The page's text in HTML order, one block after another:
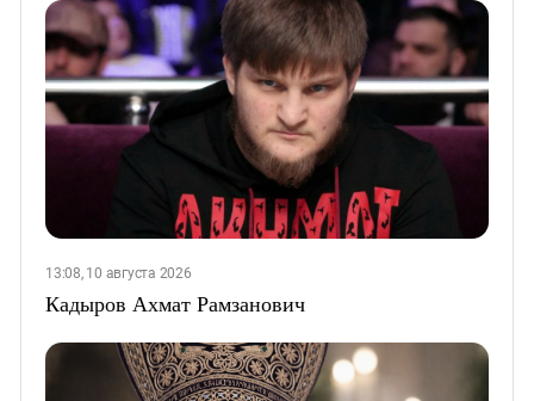
13:08, 10 августа 2026
Кадыров Ахмат Рамзанович